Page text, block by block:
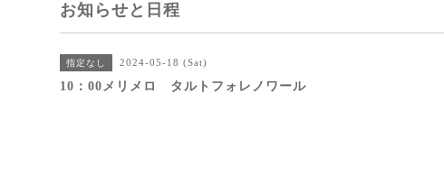
お知らせと日程
指定なし 2024-05-18 (Sat)
10：00メリメロ タルトフォレノワール